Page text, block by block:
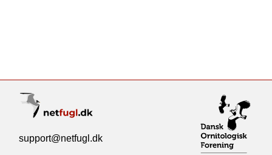
support@netfugl.dk